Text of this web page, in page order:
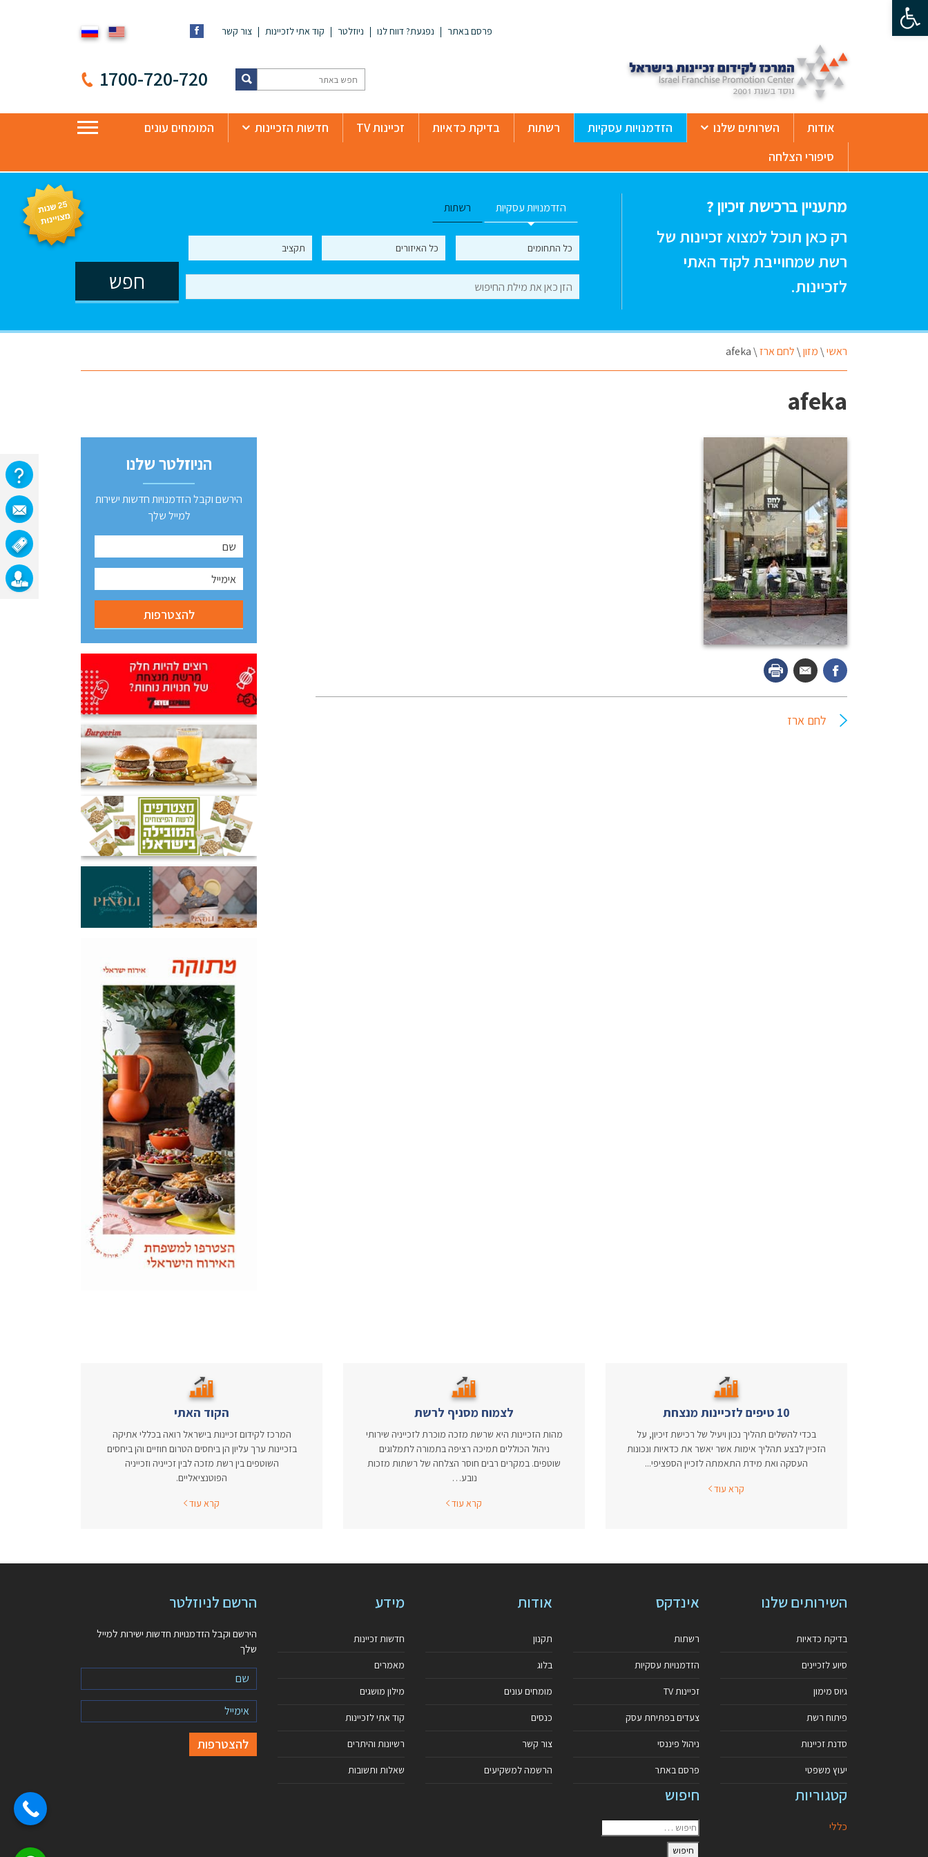
פתח סרגל נגישות
פרסם באתר נפגעת? דווח לנו ניוזלטר קוד אתי לזכיינות צור קשר
1700-720-720
אודות השרותים שלנו הזדמנויות עסקיות רשתות בדיקת כדאיות זכיינות TV חדשות הזכיינות
המומחים עונים
סיפורי הצלחה
מתעניין ברכישת זיכיון ?
רק כאן תוכל למצוא זכיינות של
רשת שמחוייבת לקוד האתי
לזכיינות.
הזדמנויות עסקיות רשתות
ראשי\מזון\לחם ארז\
afeka
afeka
לחם ארז
הניוזלטר שלנו
הירשם וקבל הזדמנויות חדשות ישירות
למייל שלך
10 טיפים לזכיינות מנצחת
בכדי להשלים תהליך נכון ויעיל של רכישת זיכיון, על
הזכיין לבצע תהליך אימות אשר יאשר את כדאיות ונכונות
העסקה ואת מידת התאמתה לזכיין הספציפי...
קרא עוד
לצמוח מסניף לרשת
מהות הזכיינות היא שרשת מזכה מוכרת לזכייניה שירותי
ניהול הכוללים תמיכה רציפה בתמורה לתמלוגים
שוטפים. במקרים רבים חוסר הצלחה של רשתות מזכות
נובע…
קרא עוד
הקוד האתי
המרכז לקידום זכיינות בישראל רואה בכללי אתיקה
בזכיינות ערך עליון הן ביחסים הטרום חוזיים והן ביחסים
השוטפים בין רשת מזכה לבין זכייניה וזכייניה
הפוטנציאליים.
קרא עוד
השירותים שלנו
בדיקת כדאיות
סיוע לזכיינים
גיוס מימון
פיתוח רשת
סדנת זכיינות
יעוץ משפטי
אינדקס
רשתות
הזדמנויות עסקיות
זכיינות TV
צעדים בפתיחת עסק
ניהול פיננסי
פרסם באתר
אודות
תקנון
בלוג
מומחים עונים
כנסים
צור קשר
הרשמה למשקיעים
מידע
חדשות זכיינות
מאמרים
מילון מושגים
קוד אתי לזכיינות
רשיונות והיתרים
שאלות ותשובות
קטגוריות
כללי
חיפוש
הרשם לניוזלטר
הירשם וקבל הזדמנויות חדשות ישירות למייל
שלך